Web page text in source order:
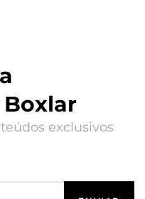
exclusivos